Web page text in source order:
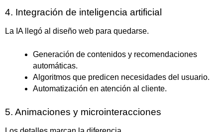
4. Integración de inteligencia artificial
La IA llegó al diseño web para quedarse.
Generación de contenidos y recomendaciones
automáticas.
Algoritmos que predicen necesidades del usuario.
Automatización en atención al cliente.
5. Animaciones y microinteracciones